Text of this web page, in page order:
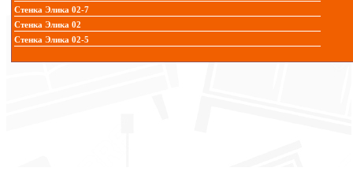
Стенка Элика 02-7
Стенка Элика 02
Стенка Элика 02-5